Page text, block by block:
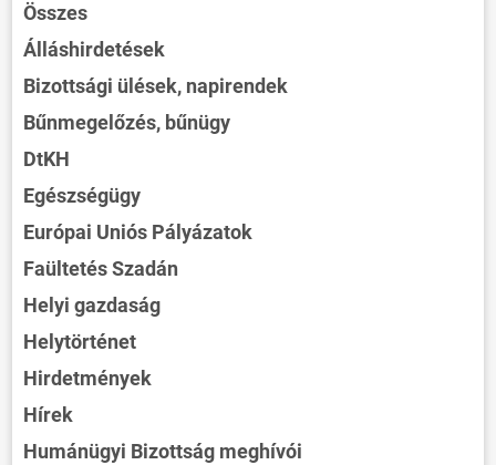
Összes
Álláshirdetések
Bizottsági ülések, napirendek
Bűnmegelőzés, bűnügy
DtKH
Egészségügy
Európai Uniós Pályázatok
Faültetés Szadán
Helyi gazdaság
Helytörténet
Hirdetmények
Hírek
Humánügyi Bizottság meghívói